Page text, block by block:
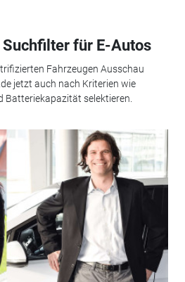
für E-Autos
Fahrzeugen Ausschau
jetzt auch nach Kriterien wie
Batteriekapazität selektieren.